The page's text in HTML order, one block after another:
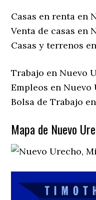
Casas en renta en
Venta de casas en
Casas y terrenos
Trabajo en Nuevo
Empleos en Nuevo
Bolsa de Trabajo
Mapa de Nuevo